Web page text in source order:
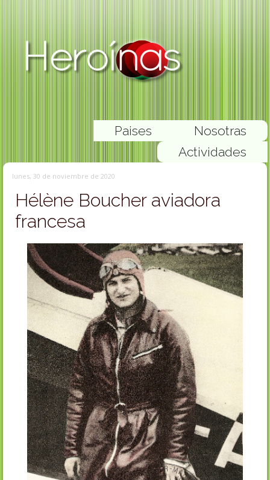
Nosotras
Paises
Actividades
lunes, 30 de noviembre de 2020
Hélène Boucher aviadora
francesa